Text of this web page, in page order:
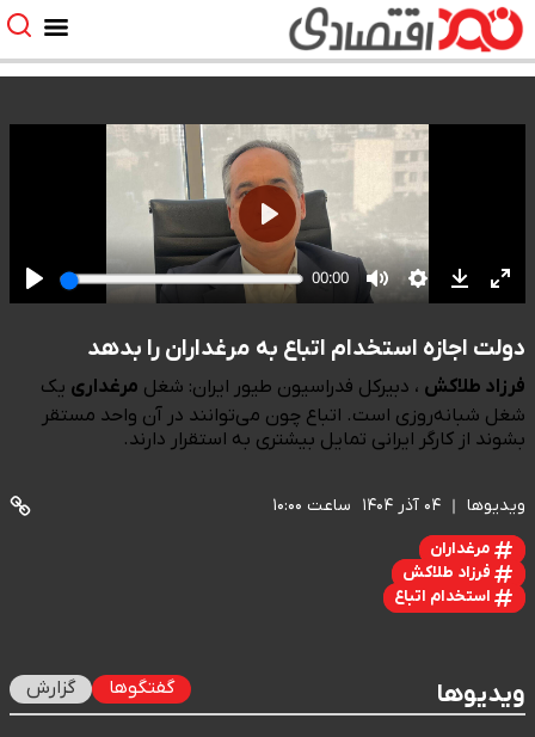
دولت اجازه استخدام اتباع به مرغداران را بدهد
فرزاد طلاکش ، دبیرکل فدراسیون طیور ایران: شغل مرغداری یک
شغل شبانه‌روزی است. اتباع چون می‌توانند در آن واحد مستقر
بشوند از کارگر ایرانی تمایل بیشتری به استقرار دارند.
ویدیوها ۰۴ آذر ۱۴۰۴ ساعت ۱۰:۰۰
مرغداران
فرزاد طلاکش
استخدام اتباع
ویدیوها گفتگوها گزارش